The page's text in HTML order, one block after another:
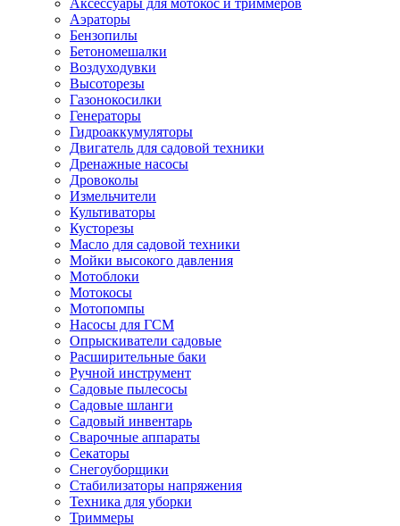
Аэраторы
Бензопилы
Бетономешалки
Воздуходувки
Высоторезы
Газонокосилки
Генераторы
Гидроаккумуляторы
Двигатель для садовой техники
Дренажные насосы
Дровоколы
Измельчители
Культиваторы
Кусторезы
Масло для садовой техники
Мойки высокого давления
Мотоблоки
Мотокосы
Мотопомпы
Насосы для ГСМ
Опрыскиватели садовые
Расширительные баки
Ручной инструмент
Садовые пылесосы
Садовые шланги
Садовый инвентарь
Сварочные аппараты
Секаторы
Снегоуборщики
Стабилизаторы напряжения
Техника для уборки
Триммеры